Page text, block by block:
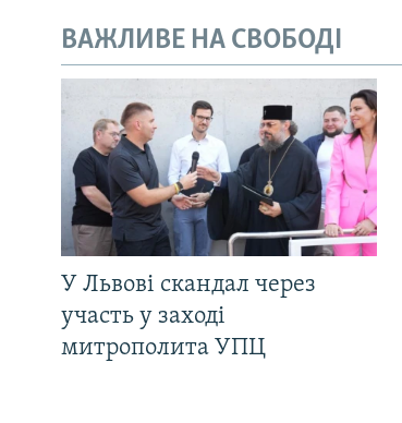
ВАЖЛИВЕ НА СВОБОДІ
У Львові скандал через
участь у заході
митрополита УПЦ